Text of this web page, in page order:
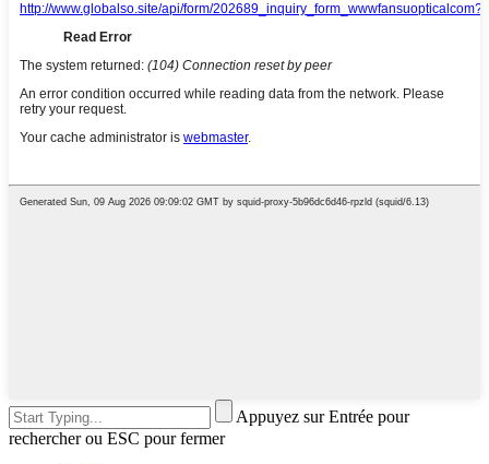
Appuyez sur Entrée pour
rechercher ou ESC pour fermer